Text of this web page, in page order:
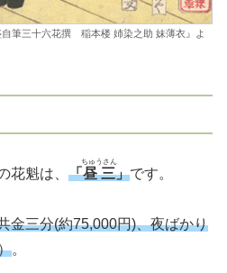
筆三十六花撰 稲本楼 姉染之助 妹薄衣』よ
花魁は、 「昼三
ちゅうさん
」です。
金三分(約75,000円)、夜ばかり
。